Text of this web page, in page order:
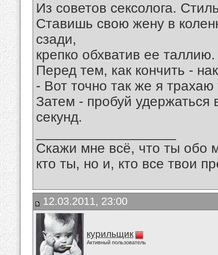
Из советов сексолога.
Ставишь свою жену в
сзади,
крепко обхватив ее таллию.
Перед тем, как кончить -
- Вот точно так же я трахаю
Затем - пробуй
секунд.
Скажи мне всё, что ты обо
кто ты, но и, кто все твои
12.03.2011, 23:00
курильщик
Активный пользователь